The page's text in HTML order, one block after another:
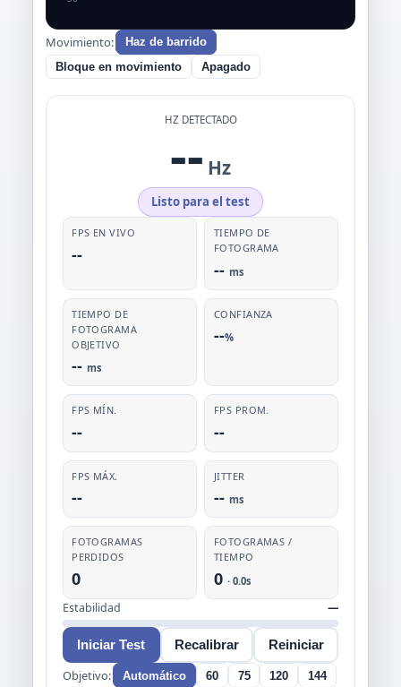
Movimiento:
Haz de barrido
Bloque en movimiento
Apagado
HZ DETECTADO
-- Hz
Listo para el test
FPS EN VIVO
--
TIEMPO DE
FOTOGRAMA
-- ms
TIEMPO DE
FOTOGRAMA
OBJETIVO
-- ms
CONFIANZA
--%
FPS MÍN.
--
FPS PROM.
--
FPS MÁX.
--
JITTER
-- ms
FOTOGRAMAS
PERDIDOS
0
FOTOGRAMAS /
TIEMPO
0 · 0.0s
Estabilidad —
Iniciar Test Recalibrar Reiniciar
Objetivo: Automático 60 75 120
144